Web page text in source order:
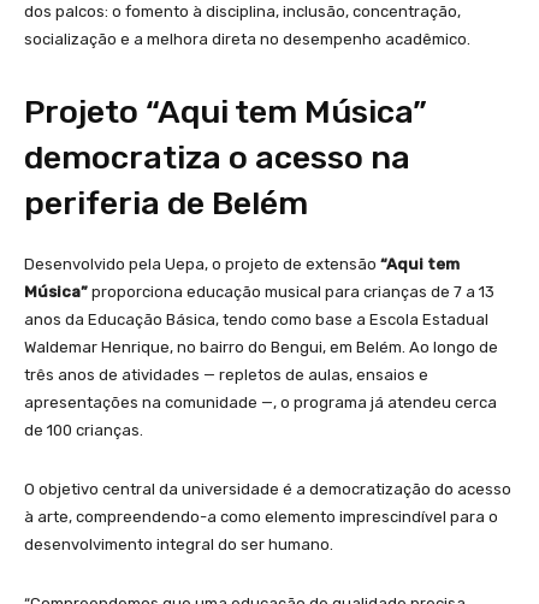
dos palcos: o fomento à disciplina, inclusão, concentração,
socialização e a melhora direta no desempenho acadêmico.
Projeto “Aqui tem Música”
democratiza o acesso na
periferia de Belém
Desenvolvido pela Uepa, o projeto de extensão “Aqui tem
Música” proporciona educação musical para crianças de 7 a 13
anos da Educação Básica, tendo como base a Escola Estadual
Waldemar Henrique, no bairro do Bengui, em Belém. Ao longo de
três anos de atividades — repletos de aulas, ensaios e
apresentações na comunidade —, o programa já atendeu cerca
de 100 crianças.
O objetivo central da universidade é a democratização do acesso
à arte, compreendendo-a como elemento imprescindível para o
desenvolvimento integral do ser humano.